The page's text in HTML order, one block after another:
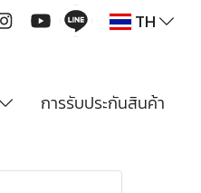
TH
การรับประกันสินค้า